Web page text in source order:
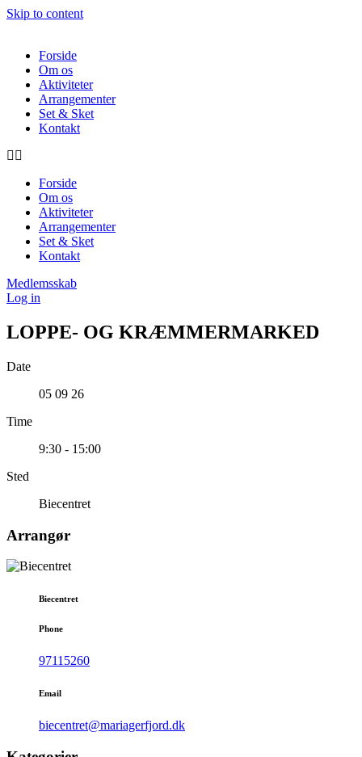
Skip to content
Forside
Om os
Aktiviteter
Arrangementer
Set & Sket
Kontakt
Forside
Om os
Aktiviteter
Arrangementer
Set & Sket
Kontakt
Medlemsskab
Log in
LOPPE- OG KRÆMMERMARKED
Date
05 09 26
Time
9:30 - 15:00
Sted
Biecentret
Arrangør
Biecentret
Phone
97115260
Email
biecentret@mariagerfjord.dk